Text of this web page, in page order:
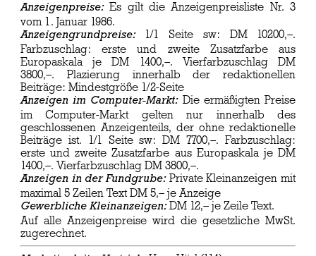
Anzeigenpreise:Es gilt die Anzeigenpreisliste Nr. 3
vom 1. Januar 1986.
Anzeigengrundpreise: 1/1 Seite sw: DM 10200,–.
Farbzuschlag: erste und zweite Zusatzfarbe aus
Europaskala je DM 1400,–. Vierfarbzuschlag DM
3800,–. Plazierung innerhalb der redaktionellen
Beiträge: Mindestgröße 1/2-Seite
Anzeigen im Computer-Markt: Die ermäßigten Preise
im Computer-Markt gelten nur innerhalb des
geschlossenen Anzeigenteils, der ohne redaktionelle
Beiträge ist. 1/1 Seite sw: DM 7700,–. Farbzuschlag:
erste und zweite Zusatzfarbe aus Europaskala je DM
1400,–. Vierfarbzuschlag DM 3800,–.
Anzeigen in der Fundgrube: Private Kleinanzeigen mit
maximal 5 Zeilen Text DM 5,– je Anzeige
Gewerbliche Kleinanzeigen:DM 12,– je Zeile Text.
Auf alle Anzeigenpreise wird die gesetzliche MwSt.
zugerechnet.